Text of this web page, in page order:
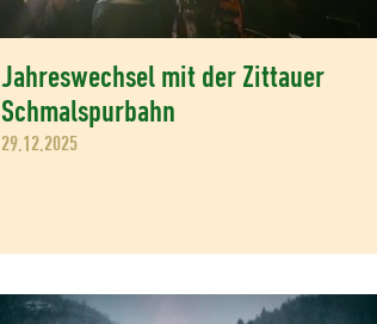
Jahreswechsel mit der Zittauer
Schmalspurbahn
29.12.2025